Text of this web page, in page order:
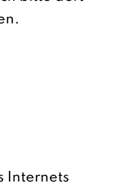
Internets